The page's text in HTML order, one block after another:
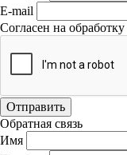
E-mail
Согласен на обработку
Отправить
Обратная связь
Имя